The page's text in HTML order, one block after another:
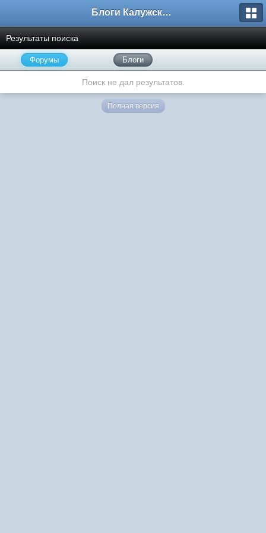
Блоги Калужского перекрестка
Результаты поиска
Форумы Блоги
Поиск не дал результатов.
Полная версия